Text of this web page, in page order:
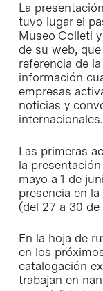
La
tuvo lugar el
Museo Colleti
de su web,
referencia de
información
empresas
noticias y
internacionales.
Las primeras
la
mayo a 1 de
presencia en
(del 27 a 30 de
En la hoja de
en los
catalogación
trabajan en